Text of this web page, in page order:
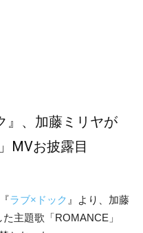
』、加藤ミリヤが
MVお披露目
ラブ×ドック 』より、加藤
主題歌「ROMANCE」